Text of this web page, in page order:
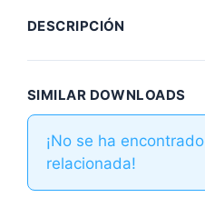
DESCRIPCIÓN
SIMILAR DOWNLOADS
¡No se ha
relacionada!